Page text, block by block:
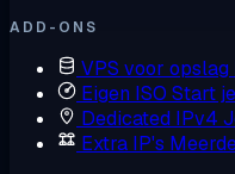
ADD-ONS
VPS voor opslag
Eigen ISO Start
Dedicated IPv4
Extra IP's